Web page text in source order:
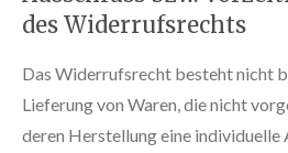
des Widerrufsrechts
Das Widerrufsrecht besteht nicht
Lieferung von Waren, die nicht
deren Herstellung eine individuelle